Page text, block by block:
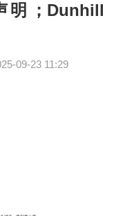
明；Dunhill
09-23 11:29